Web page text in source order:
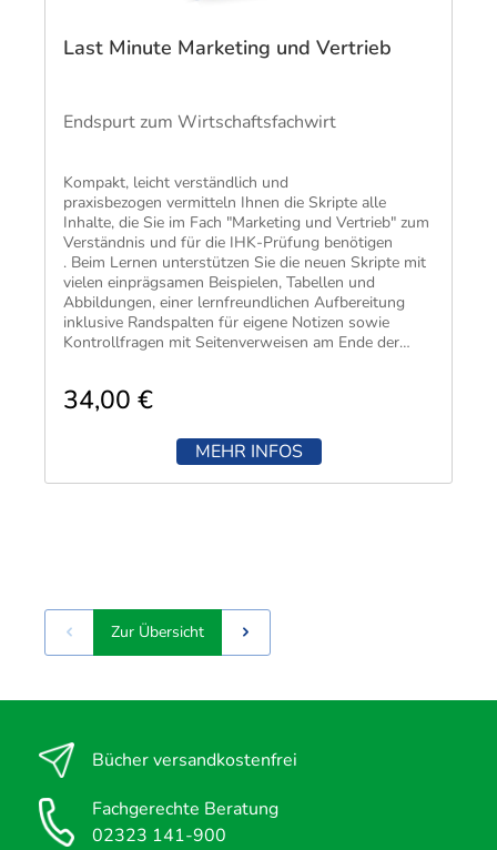
Last Minute Marketing und Vertrieb
Endspurt zum Wirtschaftsfachwirt
Kompakt, leicht verständlich und
praxisbezogen vermitteln Ihnen die Skripte alle
Inhalte, die Sie im Fach "Marketing und Vertrieb" zum
Verständnis und für die IHK-Prüfung benötigen​
. Beim Lernen unterstützen Sie die neuen Skripte mit
vielen einprägsamen Beispielen, Tabellen und
Abbildungen, einer lernfreundlichen Aufbereitung
inklusive Randspalten für eigene Notizen sowie
Kontrollfragen mit Seitenverweisen am Ende der
34,00 €
MEHR INFOS
Zur Übersicht
Bücher versandkostenfrei
Fachgerechte Beratung
02323 141-900